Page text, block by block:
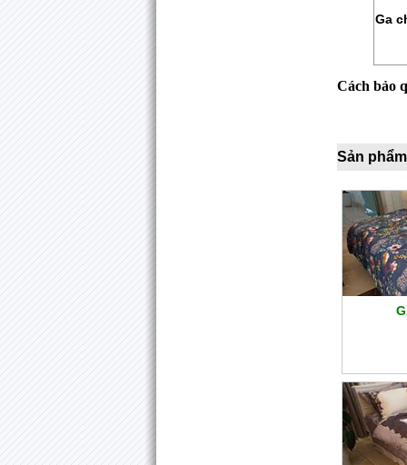
Ga
Cách bảo
Sản